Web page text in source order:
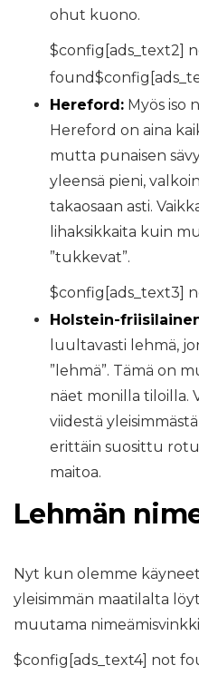
ohut kuono.
$config[ads_text2]
Hereford: Myös iso
Hereford on aina
mutta punaisen
yleensä pieni,
takaosaan asti.
lihaksikkaita kuin
”tukkevat”.
$config[ads_text3]
Holstein-
luultavasti lehmä,
”lehmä”. Tämä on
näet monilla tiloilla.
viidestä
erittäin suosittu
maitoa.
Lehmän
Nyt kun olemme
yleisimmän maatilalta
muutama
$config[ads_text4] not